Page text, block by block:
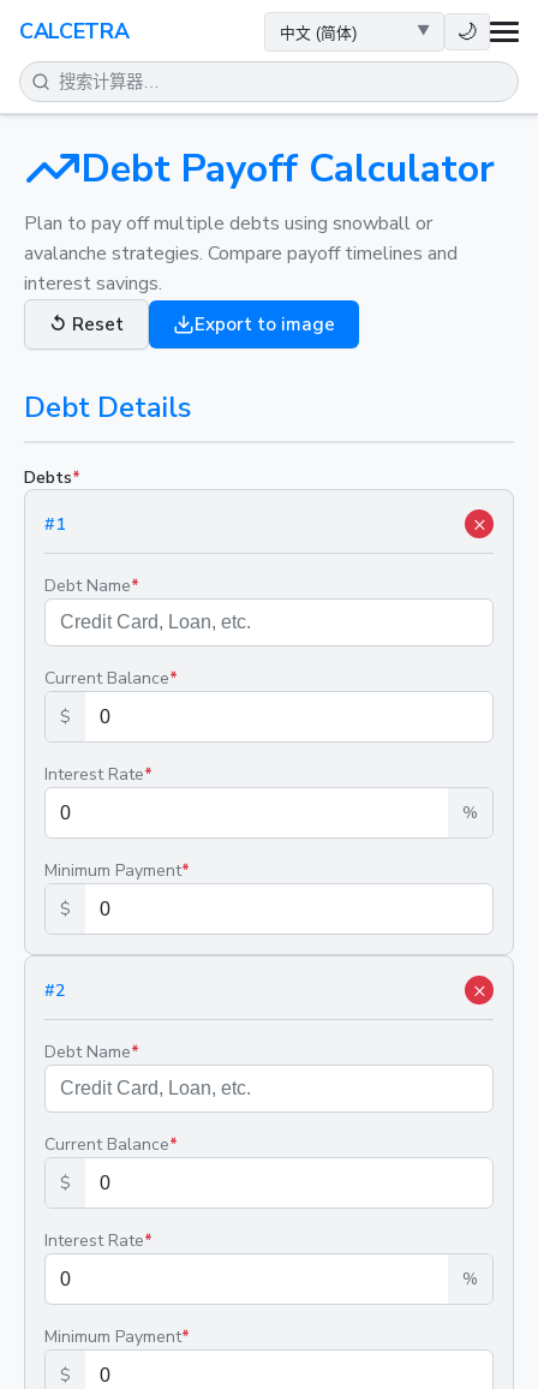
CALCETRA 🌙
数学
转换
科学
日常
其他工具
Debt Payoff Calculator
Plan to pay off multiple debts using snowball or
avalanche strategies. Compare payoff timelines and
interest savings.
↺ Reset Export to image
Debt Details
Debts*
#1 ×
Debt Name*
Current Balance*
$
Interest Rate*
%
Minimum Payment*
$
#2 ×
Debt Name*
Current Balance*
$
Interest Rate*
%
Minimum Payment*
$